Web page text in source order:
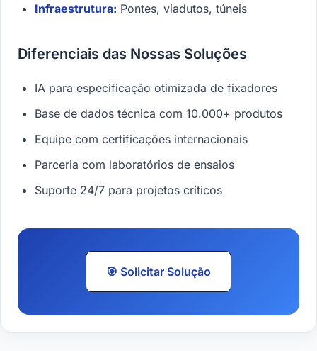
Infraestrutura: Pontes, viadutos, túneis
Diferenciais das Nossas Soluções
IA para especificação otimizada de fixadores
Base de dados técnica com 10.000+ produtos
Equipe com certificações internacionais
Parceria com laboratórios de ensaios
Suporte 24/7 para projetos críticos
🎯 Solicitar Solução